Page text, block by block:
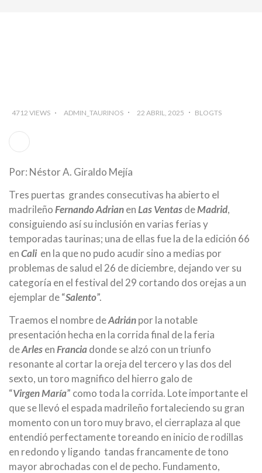
4712 VIEWS ADMIN_TAURINOS 22 ABRIL, 2025 BLOGTS
Por: Néstor A. Giraldo Mejía
Tres puertas grandes consecutivas ha abierto el
madrileñoFernando AdrianenLas VentasdeMadrid,
consiguiendo así su inclusión en varias ferias y
temporadas taurinas; una de ellas fue la de la edición 66
enCalien la que no pudo acudir sino a medias por
problemas de salud el 26 de diciembre, dejando ver su
categoría en el festival del 29 cortando dos orejas a un
ejemplar de “Salento”.
Traemos el nombre deAdriánpor la notable
presentación hecha en la corrida final de la feria
deArlesenFranciadonde se alzó con un triunfo
resonante al cortar la oreja del tercero y las dos del
sexto, un toro magnifico del hierro galo de
“VirgenMaría” como toda la corrida. Lote importante el
que se llevó el espada madrileño fortaleciendo su gran
momento con un toro muy bravo, el cierraplaza al que
entendió perfectamente toreando en inicio de rodillas
en redondo y ligando tandas francamente de tono
mayor abrochadas con el de pecho. Fundamento,